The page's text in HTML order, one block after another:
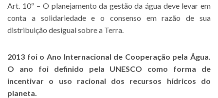
Art. 10º – O planejamento da gestão da água deve levar em
conta a solidariedade e o consenso em razão de sua
distribuição desigual sobre a Terra.
2013 foi o Ano Internacional de Cooperação pela Água.
O ano foi definido pela UNESCO como forma de
incentivar o uso racional dos recursos hídricos do
planeta.